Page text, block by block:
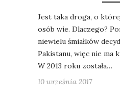
Jest taka droga, o
osób wie. Dlaczego?
niewielu śmiałków
Pakistanu, więc nie ma
W 2013 roku została…
10 września 2017